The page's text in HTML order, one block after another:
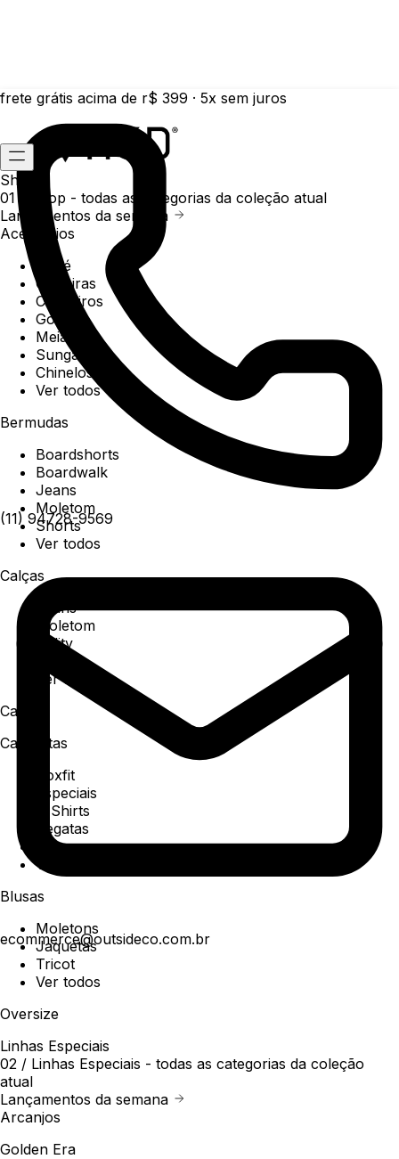
frete grátis acima de r$ 399 · 5x sem juros
(11) 94728-9569
ecommerce@outsideco.com.br
Shop
01 /
Shop - todas as categorias da coleção atual
Lançamentos da semana
Acessórios
Boné
Carteiras
Chaveiros
Gorros
Meias
Sunga
Chinelos
Ver todos
Bermudas
Boardshorts
Boardwalk
Jeans
Moletom
Shorts
Ver todos
Calças
Jeans
Moletom
Utility
Ver todos
Camisa
Camisetas
Boxfit
Especiais
T-Shirts
Regatas
Polo
Ver todos
Blusas
Moletons
Jaquetas
Tricot
Ver todos
Oversize
Linhas Especiais
02 / Linhas Especiais - todas as categorias da coleção
atual
Lançamentos da semana
Arcanjos
Golden Era